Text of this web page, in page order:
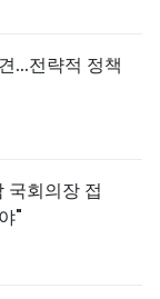
...전략적 정책
국회의장 접
"